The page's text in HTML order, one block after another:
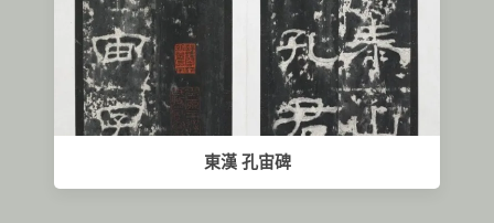
東漢 孔宙碑